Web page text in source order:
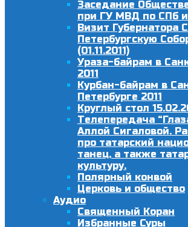
Заседание
при ГУ МВД по СПб и
Визит Губернатора
Петербургскую
(01.11.2011)
Ураза-байрам в
2011
Курбан-байрам в
Петербурге 2011
Круглый стол
Телепередача
Аллой Сигаловой.
про татарский
танец, а также
культуру.
Полярный конвой
Церковь и общество
Аудио
Священный Коран
Избранные Суры